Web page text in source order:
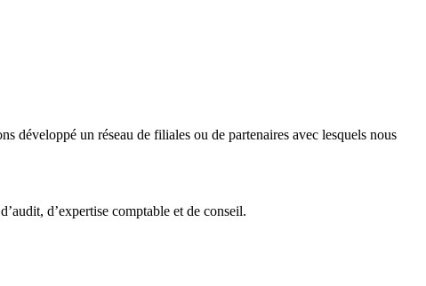
développé un réseau de filiales ou de partenaires avec lesquels nous
d’expertise comptable et de conseil.